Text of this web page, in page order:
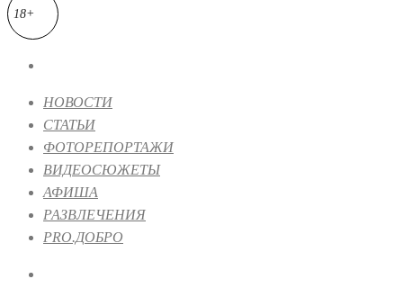
18+
НОВОСТИ
СТАТЬИ
ФОТОРЕПОРТАЖИ
ВИДЕОСЮЖЕТЫ
АФИША
РАЗВЛЕЧЕНИЯ
PRO.ДОБРО